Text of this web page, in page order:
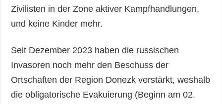
Zivilisten in der Zone aktiver Kampfhandlungen,
und keine Kinder mehr.
Seit Dezember 2023 haben die russischen
Invasoren noch mehr den Beschuss der
Ortschaften der Region Donezk verstärkt, weshalb
die obligatorische Evakuierung (Beginn am 02.